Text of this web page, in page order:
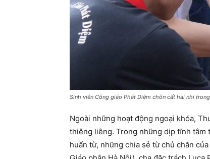
Sinh viên Công giáo Phát Diệm chôn cất hài nhi
Ngoài những hoạt động ngoại khóa,
thiêng liêng. Trong những dịp tĩnh tâm
huấn từ, những chia sẻ từ chủ chăn